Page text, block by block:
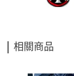
相關商品